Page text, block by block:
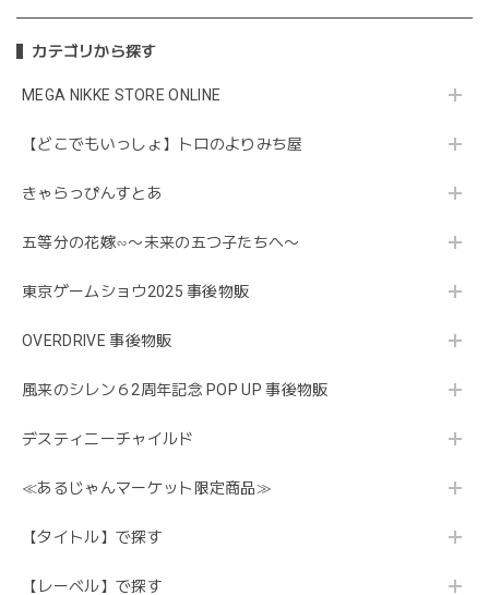
カテゴリから探す
MEGA NIKKE STORE ONLINE
【どこでもいっしょ】トロのよりみち屋
きゃらっぴんすとあ
五等分の花嫁∽〜未来の五つ子たちへ〜
東京ゲームショウ2025 事後物販
OVERDRIVE 事後物販
風来のシレン６2周年記念 POP UP 事後物販
デスティニーチャイルド
≪あるじゃんマーケット限定商品≫
【タイトル】で探す
【レーベル】で探す